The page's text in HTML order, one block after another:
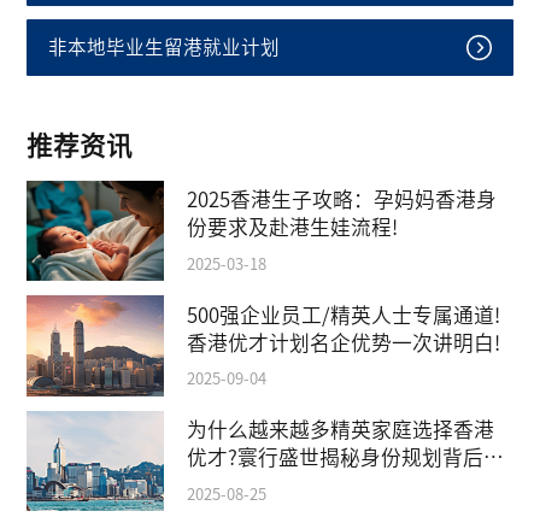
非本地毕业生留港就业计划
推荐资讯
2025香港生子攻略：孕妈妈香港身
份要求及赴港生娃流程!
2025-03-18
500强企业员工/精英人士专属通道!
香港优才计划名企优势一次讲明白!
2025-09-04
为什么越来越多精英家庭选择香港
优才?寰行盛世揭秘身份规划背后的
教育红利
2025-08-25